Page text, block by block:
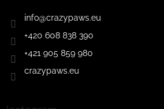
info@crazypaws.eu
+420 608 838 390
+421 905 859 980
crazypaws.eu